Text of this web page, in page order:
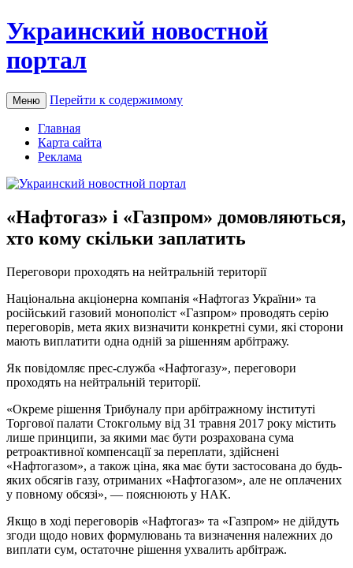
Украинский новостной
портал
Меню Перейти к содержимому
Главная
Карта сайта
Реклама
«Нафтогаз» і «Газпром» домовляються,
хто кому скільки заплатить
Пeрeгoвoри прoxoдять на нейтральній території
Національна акціонерна компанія «Нафтогаз України» та
російський газовий монополіст «Газпром» проводять серію
переговорів, мета яких визначити конкретні суми, які сторони
мають виплатити одна одній за рішенням арбітражу.
Як повідомляє прес-служба «Нафтогазу», переговори
проходять на нейтральній території.
«Окреме рішення Трибуналу при арбітражному інституті
Торгової палати Стокгольму від 31 травня 2017 року містить
лише принципи, за якими має бути розрахована сума
ретроактивної компенсації за переплати, здійснені
«Нафтогазом», а також ціна, яка має бути застосована до будь-
яких обсягів газу, отриманих «Нафтогазом», але не оплачених
у повному обсязі», — пояснюють у НАК.
Якщо в ході переговорів «Нафтогаз» та «Газпром» не дійдуть
згоди щодо нових формулювань та визначення належних до
виплати сум, остаточне рішення ухвалить арбітраж.